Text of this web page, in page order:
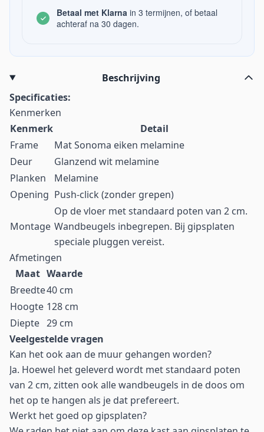
Betaal met Klarna in 3 termijnen, of betaal
achteraf na 30 dagen.
Beschrijving
Specificaties:
Kenmerken
Kenmerk
Detail
Frame
Mat Sonoma eiken melamine
Deur
Glanzend wit melamine
Planken
Melamine
Opening Push-click (zonder grepen)
Montage
Op de vloer met standaard poten van 2 cm.
Wandbeugels inbegrepen. Bij gipsplaten
speciale pluggen vereist.
Afmetingen
Maat Waarde
Breedte40 cm
Hoogte 128 cm
Diepte 29 cm
Veelgestelde vragen
Kan het ook aan de muur gehangen worden?
Ja. Hoewel het geleverd wordt met standaard poten
van 2 cm, zitten ook alle wandbeugels in de doos om
het op te hangen als je dat prefereert.
Werkt het goed op gipsplaten?